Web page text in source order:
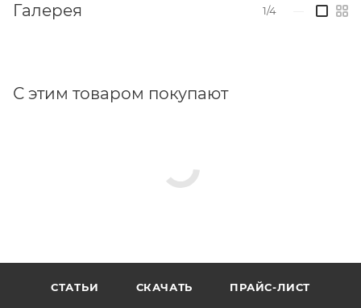
Поставляется с кабелем 3 м в комплекте с
1500 мм
вентиляционное окно используется
Галерея 1/4
С этим товаром покупают
СТАТЬИ СКАЧАТЬ ПРАЙС-ЛИСТ